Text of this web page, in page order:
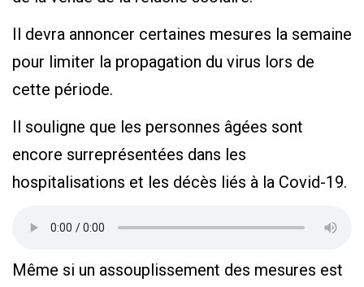
Il devra annoncer certaines mesures la semaine
pour limiter la propagation du virus lors de
cette période.
Il souligne que les personnes âgées sont
encore surreprésentées dans les
hospitalisations et les décès liés à la Covid-19.
Même si un assouplissement des mesures est